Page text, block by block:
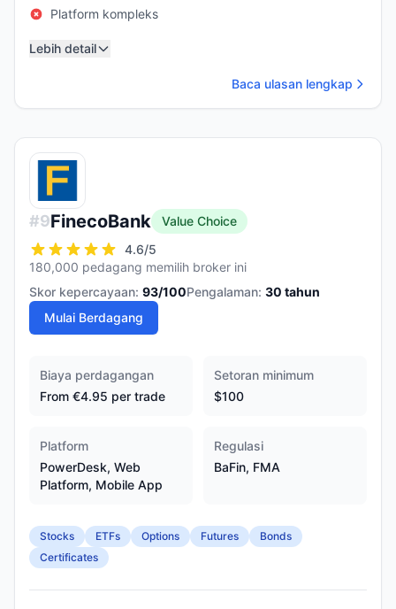
Platform kompleks
Lebih detail
Baca ulasan lengkap
#9FinecoBank
Value Choice
4.6/5
180,000 pedagang memilih broker ini
Skor kepercayaan: 93/100Pengalaman: 30 tahun
Mulai Berdagang
Biaya perdagangan
From €4.95 per trade
Setoran minimum
$100
Platform
PowerDesk, Web
Platform, Mobile App
Regulasi
BaFin, FMA
Stocks ETFs Options Futures
Bonds
Certificates